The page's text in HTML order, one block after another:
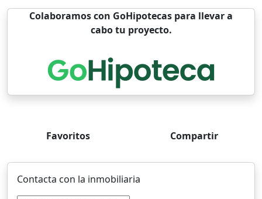
Colaboramos con GoHipotecas para llevar a
cabo tu proyecto.
Favoritos Compartir
Contacta con la inmobiliaria